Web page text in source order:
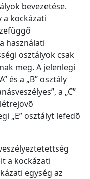
bevezetése.
a kockázati
használati
osztályok csak
meg. A jelenlegi
és a „B” osztály
a „C”
„E” osztályt lefedõ
a kockázati
egység az